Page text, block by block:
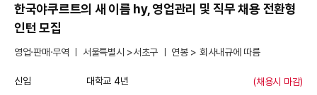
한국야쿠르트의 새 이름 hy, 영업관리 및 직무 채용 전환형
인턴 모집
영업·판매·무역 ㅣ 서울특별시 >서초구 ㅣ 연봉 > 회사내규에 따름
신입 대학교 4년 (채용시 마감)